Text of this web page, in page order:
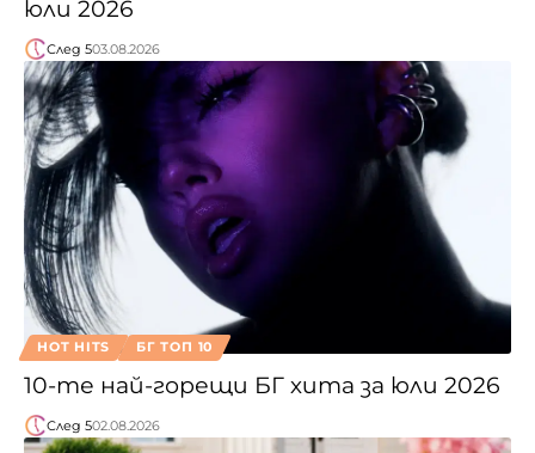
юли 2026
След 503.08.2026
HOT HITS БГ ТОП 10
10-те най-горещи БГ хита за юли 2026
След 502.08.2026